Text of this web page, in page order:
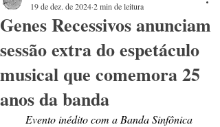
Genes Recessivos anunciam
sessão extra do espetáculo
musical que comemora 25
anos da banda
19 de dez. de 20242 min de leitura
Evento inédito com a Banda Sinfônica